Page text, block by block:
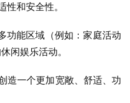
和安全性。
功能区域（例如：家庭活动
闲娱乐活动。
造一个更加宽敞、舒适、功